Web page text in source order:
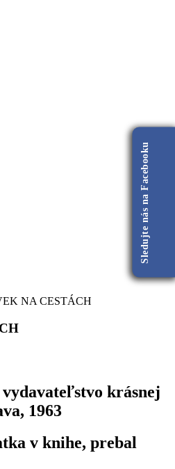
NA CESTÁCH
vydavateľstvo krásnej
1963
v knihe, prebal
Sledujte nás na Facebooku